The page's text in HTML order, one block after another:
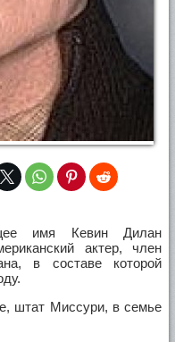
имя Кевин Дилан
актер, член
в составе которой
штат Миссури, в семье